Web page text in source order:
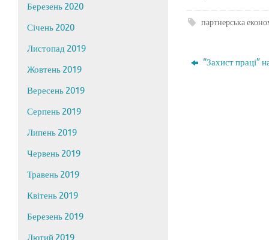
партнерська
“Захист праці”
Березень 2020
Січень 2020
Листопад 2019
Жовтень 2019
Вересень 2019
Серпень 2019
Липень 2019
Червень 2019
Травень 2019
Квітень 2019
Березень 2019